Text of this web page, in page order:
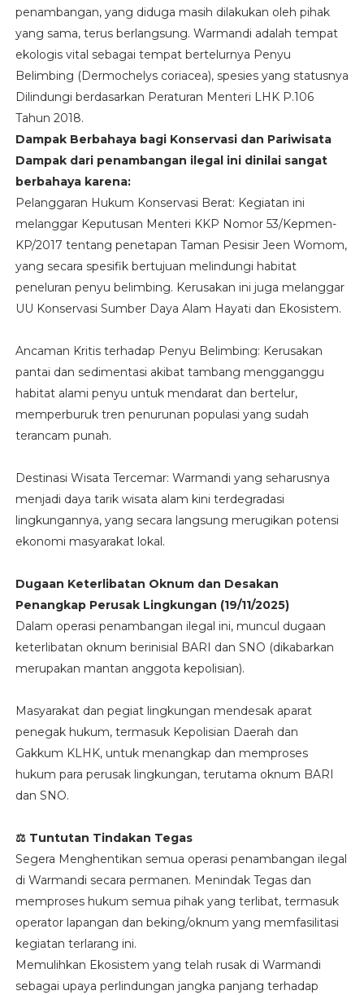
penambangan, yang diduga masih dilakukan oleh pihak
yang sama, terus berlangsung. Warmandi adalah tempat
ekologis vital sebagai tempat bertelurnya Penyu
Belimbing (Dermochelys coriacea), spesies yang statusnya
Dilindungi berdasarkan Peraturan Menteri LHK P.106
Tahun 2018.
Dampak Berbahaya bagi Konservasi dan Pariwisata
Dampak dari penambangan ilegal ini dinilai sangat
berbahaya karena:
Pelanggaran Hukum Konservasi Berat: Kegiatan ini
melanggar Keputusan Menteri KKP Nomor 53/Kepmen-
KP/2017 tentang penetapan Taman Pesisir Jeen Womom,
yang secara spesifik bertujuan melindungi habitat
peneluran penyu belimbing. Kerusakan ini juga melanggar
UU Konservasi Sumber Daya Alam Hayati dan Ekosistem.
Ancaman Kritis terhadap Penyu Belimbing: Kerusakan
pantai dan sedimentasi akibat tambang mengganggu
habitat alami penyu untuk mendarat dan bertelur,
memperburuk tren penurunan populasi yang sudah
terancam punah.
Destinasi Wisata Tercemar: Warmandi yang seharusnya
menjadi daya tarik wisata alam kini terdegradasi
lingkungannya, yang secara langsung merugikan potensi
ekonomi masyarakat lokal.
Dugaan Keterlibatan Oknum dan Desakan
Penangkap Perusak Lingkungan (19/11/2025)
Dalam operasi penambangan ilegal ini, muncul dugaan
keterlibatan oknum berinisial BARI dan SNO (dikabarkan
merupakan mantan anggota kepolisian).
Masyarakat dan pegiat lingkungan mendesak aparat
penegak hukum, termasuk Kepolisian Daerah dan
Gakkum KLHK, untuk menangkap dan memproses
hukum para perusak lingkungan, terutama oknum BARI
dan SNO.
⚖ Tuntutan Tindakan Tegas
Segera Menghentikan semua operasi penambangan ilegal
di Warmandi secara permanen. Menindak Tegas dan
memproses hukum semua pihak yang terlibat, termasuk
operator lapangan dan beking/oknum yang memfasilitasi
kegiatan terlarang ini.
Memulihkan Ekosistem yang telah rusak di Warmandi
sebagai upaya perlindungan jangka panjang terhadap